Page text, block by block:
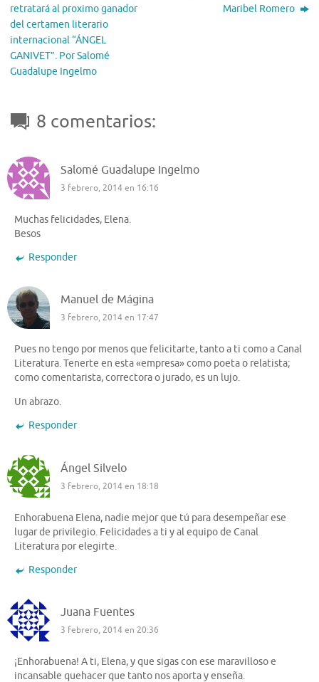
retratará al proximo ganador
del certamen literario
internacional “ÁNGEL
GANIVET”. Por Salomé
Guadalupe Ingelmo
Maribel Romero
8 comentarios:
Salomé Guadalupe Ingelmo
3 febrero, 2014 en 16:16
Muchas felicidades, Elena.
Besos
Responder
Manuel de Mágina
3 febrero, 2014 en 17:47
Pues no tengo por menos que felicitarte, tanto a ti como a Canal
Literatura. Tenerte en esta «empresa» como poeta o relatista;
como comentarista, correctora o jurado, es un lujo.
Un abrazo.
Responder
Ángel Silvelo
3 febrero, 2014 en 18:18
Enhorabuena Elena, nadie mejor que tú para desempeñar ese
lugar de privilegio. Felicidades a ti y al equipo de Canal
Literatura por elegirte.
Responder
Juana Fuentes
3 febrero, 2014 en 20:36
¡Enhorabuena! A ti, Elena, y que sigas con ese maravilloso e
incansable quehacer que tanto nos aporta y enseña.